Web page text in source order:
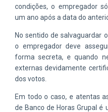
condições, o empregador
um ano após a data do
No sentido de salvaguardar
o empregador deve
forma secreta, e quando
externas devidamente
dos votos.
Em todo o caso, e atentas
de Banco de Horas Grupal é